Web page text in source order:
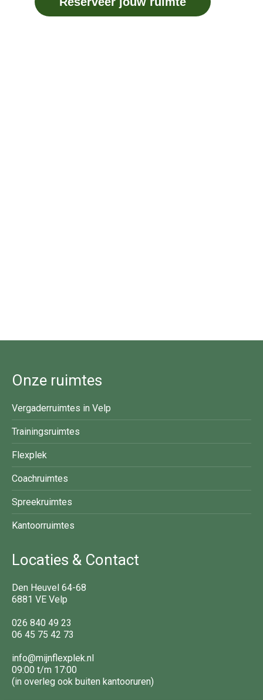
Onze ruimtes
Vergaderruimtes in Velp
Trainingsruimtes
Flexplek
Coachruimtes
Spreekruimtes
Kantoorruimtes
Locaties & Contact
Den Heuvel 64-68
6881 VE Velp
026 840 49 23
06 45 75 42 73
info@mijnflexplek.nl
09:00 t/m 17:00
(in overleg ook buiten kantooruren)